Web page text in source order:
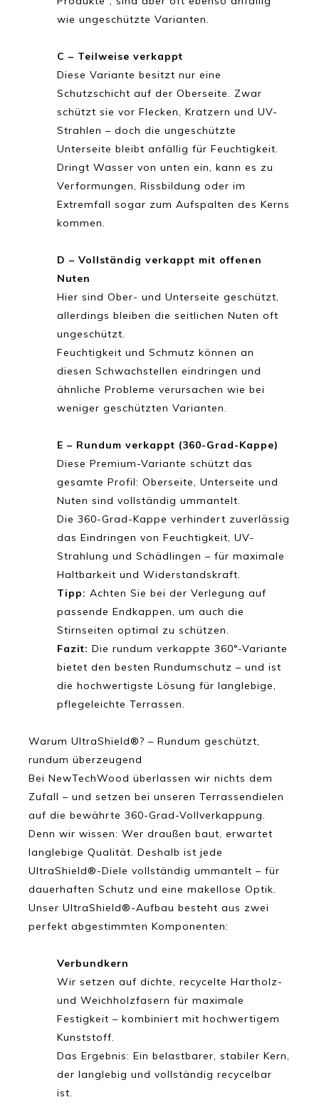
wie ungeschützte Varianten.
C – Teilweise verkappt
Diese Variante besitzt nur eine
Schutzschicht auf der Oberseite. Zwar
schützt sie vor Flecken, Kratzern und UV-
Strahlen – doch die ungeschützte
Unterseite bleibt anfällig für Feuchtigkeit.
Dringt Wasser von unten ein, kann es zu
Verformungen, Rissbildung oder im
Extremfall sogar zum Aufspalten des Kerns
kommen.
D – Vollständig verkappt mit offenen
Nuten
Hier sind Ober- und Unterseite geschützt,
allerdings bleiben die seitlichen Nuten oft
ungeschützt.
Feuchtigkeit und Schmutz können an
diesen Schwachstellen eindringen und
ähnliche Probleme verursachen wie bei
weniger geschützten Varianten.
E – Rundum verkappt (360-Grad-Kappe)
Diese Premium-Variante schützt das
gesamte Profil: Oberseite, Unterseite und
Nuten sind vollständig ummantelt.
Die 360-Grad-Kappe verhindert zuverlässig
das Eindringen von Feuchtigkeit, UV-
Strahlung und Schädlingen – für maximale
Haltbarkeit und Widerstandskraft.
Tipp: Achten Sie bei der Verlegung auf
passende Endkappen, um auch die
Stirnseiten optimal zu schützen.
Fazit: Die rundum verkappte 360°-Variante
bietet den besten Rundumschutz – und ist
die hochwertigste Lösung für langlebige,
pflegeleichte Terrassen.
Warum UltraShield®? – Rundum geschützt,
rundum überzeugend
Bei NewTechWood überlassen wir nichts dem
Zufall – und setzen bei unseren Terrassendielen
auf die bewährte 360-Grad-Vollverkappung.
Denn wir wissen: Wer draußen baut, erwartet
langlebige Qualität. Deshalb ist jede
UltraShield®-Diele vollständig ummantelt – für
dauerhaften Schutz und eine makellose Optik.
Unser UltraShield®-Aufbau besteht aus zwei
perfekt abgestimmten Komponenten:
Verbundkern
Wir setzen auf dichte, recycelte Hartholz-
und Weichholzfasern für maximale
Festigkeit – kombiniert mit hochwertigem
Kunststoff.
Das Ergebnis: Ein belastbarer, stabiler Kern,
der langlebig und vollständig recycelbar
ist.